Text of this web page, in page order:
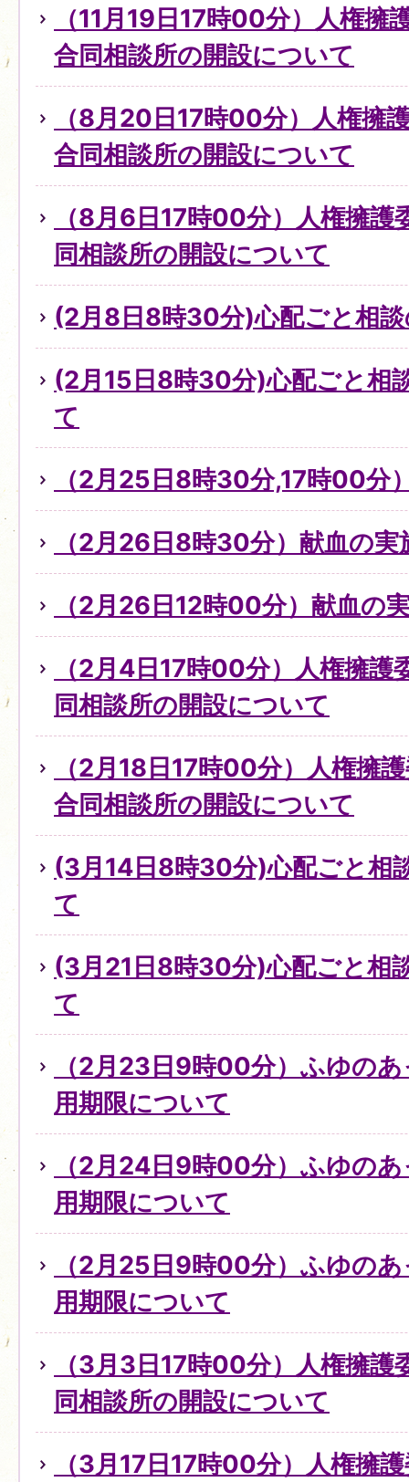
（11月19日17時00分）人権擁
合同相談所の開設について
（8月20日17時00分）人権擁
合同相談所の開設について
（8月6日17時00分）人権擁護
同相談所の開設について
(2月8日8時30分)心配ごと相
(2月15日8時30分)心配ごと相
て
（2月25日8時30分,17時00分
（2月26日8時30分）献血の
（2月26日12時00分）献血の
（2月4日17時00分）人権擁護
同相談所の開設について
（2月18日17時00分）人権擁
合同相談所の開設について
(3月14日8時30分)心配ごと相
て
(3月21日8時30分)心配ごと相
て
（2月23日9時00分）ふゆの
用期限について
（2月24日9時00分）ふゆの
用期限について
（2月25日9時00分）ふゆの
用期限について
（3月3日17時00分）人権擁護
同相談所の開設について
（3月17日17時00分）人権擁